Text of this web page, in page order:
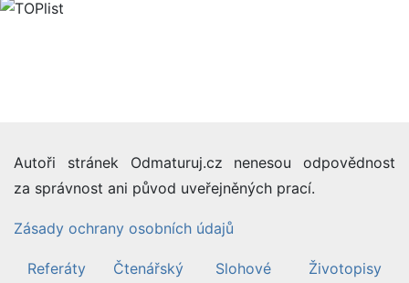
Autoři stránek Odmaturuj.cz nenesou odpovědnost
za správnost ani původ uveřejněných prací.
Zásady ochrany osobních údajů
Referáty Čtenářský Slohové Životopisy